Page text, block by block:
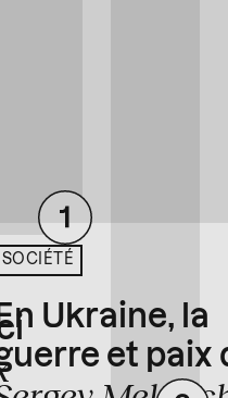
SOCIÉTÉ
Ukraine, la
et paix